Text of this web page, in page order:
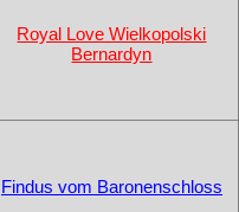
Royal Love Wielkopolski
Bernardyn
Findus vom Baronenschloss